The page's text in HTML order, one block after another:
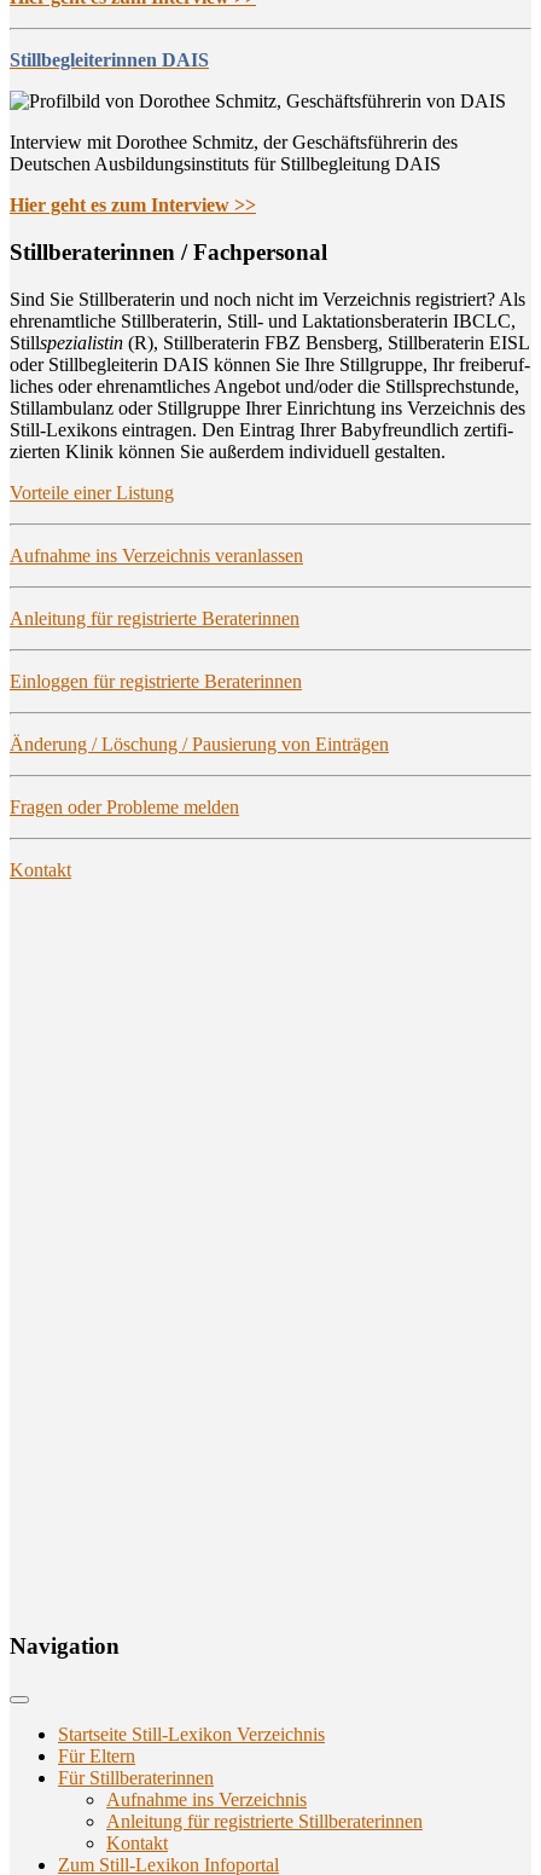
Stillbegleiterinnen DAIS
Interview mit Dorothee Schmitz, der Geschäftsführerin des
Deutschen Ausbildungsinstituts für Stillbegleitung DAIS
Hier geht es zum Interview >>
Still­be­ra­te­rin­nen / Fachpersonal
Sind Sie Still­be­ra­te­rin und noch nicht im Ver­zeich­nis regis­triert? Als
ehren­amt­li­che Still­be­ra­te­rin, Still- und Lak­ta­ti­ons­be­ra­te­rin IBCLC,
Stillspe­zia­lis­tin (R), Still­be­ra­te­rin FBZ Bens­berg, Still­be­ra­te­rin EISL
oder Still­be­glei­te­rin DAIS kön­nen Sie Ihre Still­grup­pe, Ihr frei­be­ruf­
li­ches oder ehren­amt­li­ches Ange­bot und/oder die Still­sprech­stun­de,
Still­am­bu­lanz oder Still­grup­pe Ihrer Ein­rich­tung ins Ver­zeich­nis des
Still-Lexi­kons ein­tra­gen. Den Ein­trag Ihrer Baby­freund­lich zer­ti­fi­
zier­ten Kli­nik kön­nen Sie außer­dem indi­vi­du­ell gestalten.
Vor­tei­le einer Listung
Auf­nah­me ins Ver­zeich­nis veranlassen
Anlei­tung für regis­trier­te Beraterinnen
Ein­log­gen für regis­trier­te Beraterinnen
Ände­rung / Löschung / Pau­sie­rung von Einträgen
Fra­gen oder Pro­ble­me melden
Kon­takt
Navi­ga­ti­on
Startseite Still-Lexikon Verzeichnis
Für Eltern
Für Stillberaterinnen
Aufnahme ins Verzeichnis
Anlei­tung für regis­trier­te Stillberaterinnen
Kon­takt
Zum Still-Lexikon Infoportal